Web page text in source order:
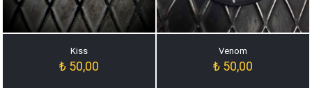
Kiss
₺ 50,00
Venom
₺ 50,00